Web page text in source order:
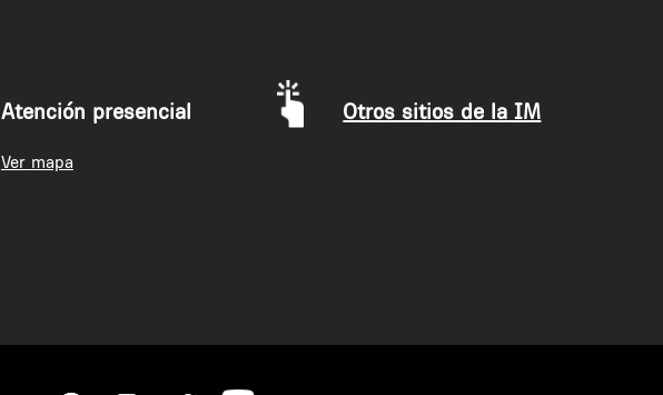
Atención presencial
Ver mapa
Otros sitios de la IM